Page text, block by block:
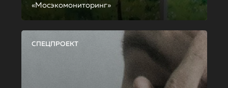
«Мосэкомониторинг»
СПЕЦПРОЕКТ